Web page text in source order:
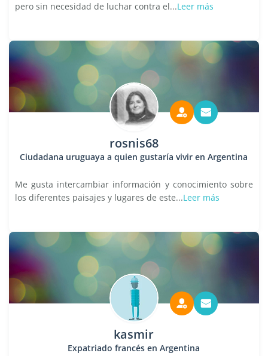
pero sin necesidad de luchar contra el...Leer más
rosnis68
Ciudadana uruguaya a quien gustaría vivir en Argentina
Me gusta intercambiar información y conocimiento sobre
los diferentes paisajes y lugares de este...Leer más
kasmir
Expatriado francés en Argentina